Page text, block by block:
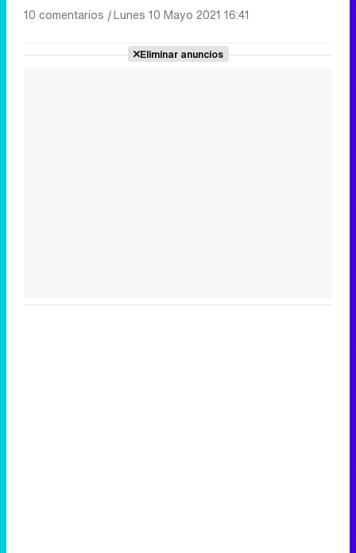
10 comentarios |Lunes 10 Mayo 2021 16:41
Eliminar anuncios